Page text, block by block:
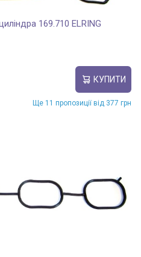
169.710 ELRING
КУПИТИ
Ще 11 пропозиції від 377 грн